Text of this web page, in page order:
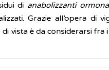
di anabolizzanti
Grazie all’opera di
vista è da considerarsi